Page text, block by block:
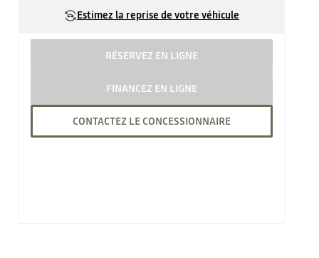
Estimez la reprise de votre véhicule
RÉSERVEZ EN LIGNE
FINANCEZ EN LIGNE
CONTACTEZ LE CONCESSIONNAIRE